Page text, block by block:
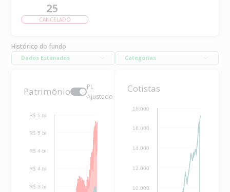
25
CANCELADO
Histórico do fundo
Dados Estimados Categorias
Patrimônio
PL
Ajustado
R$ 3 bi
R$ 4 bi
R$ 4 bi
R$ 5 bi
R$ 5 bi
Cotistas
10.000
12.000
14.000
16.000
18.000